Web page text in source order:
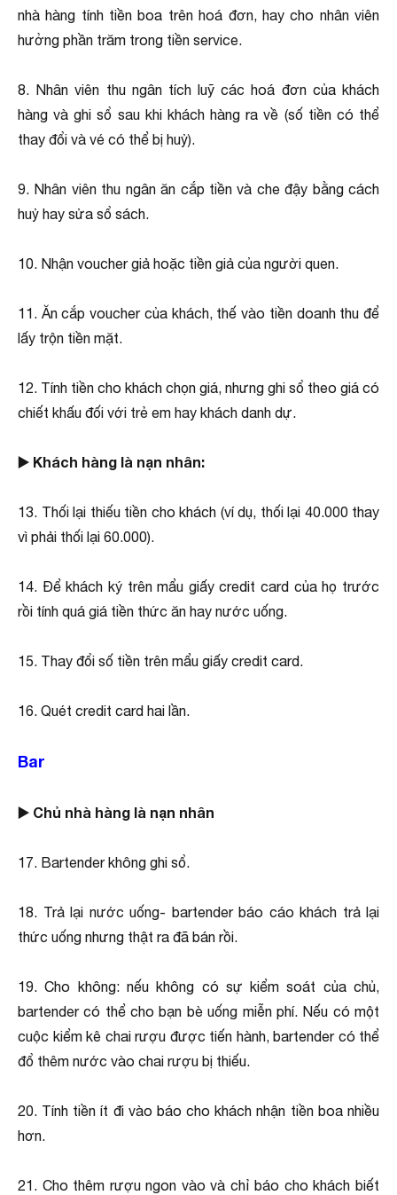
nhà hàng tính tiền boa trên hoá đơn, hay cho nhân viên
hưởng phần trăm trong tiền service.
8. Nhân viên thu ngân tích luỹ các hoá đơn của khách
hàng và ghi sổ sau khi khách hàng ra về (số tiền có thể
thay đổi và vé có thể bị huỷ).
9. Nhân viên thu ngân ăn cắp tiền và che đậy bằng cách
huỷ hay sửa sổ sách.
10. Nhận voucher giả hoặc tiền giả của người quen.
11. Ăn cắp voucher của khách, thế vào tiền doanh thu để
lấy trộn tiền mặt.
12. Tính tiền cho khách chọn giá, nhưng ghi sổ theo giá có
chiết khấu đối với trẻ em hay khách danh dự.
▶️ Khách hàng là nạn nhân:
13. Thối lại thiếu tiền cho khách (ví dụ, thối lại 40.000 thay
vì phải thối lại 60.000).
14. Ðể khách ký trên mẩu giấy credit card của họ trước
rồi tính quá giá tiền thức ăn hay nước uống.
15. Thay đổi số tiền trên mẩu giấy credit card.
16. Quét credit card hai lần.
Bar
▶️ Chủ nhà hàng là nạn nhân
17. Bartender không ghi sổ.
18. Trả lại nước uống- bartender báo cáo khách trả lại
thức uống nhưng thật ra đã bán rồi.
19. Cho không: nếu không có sự kiểm soát của chủ,
bartender có thể cho bạn bè uống miễn phí. Nếu có một
cuộc kiểm kê chai rượu được tiến hành, bartender có thể
đổ thêm nước vào chai rượu bị thiếu.
20. Tính tiền ít đi vào báo cho khách nhận tiền boa nhiều
hơn.
21. Cho thêm rượu ngon vào và chỉ báo cho khách biết